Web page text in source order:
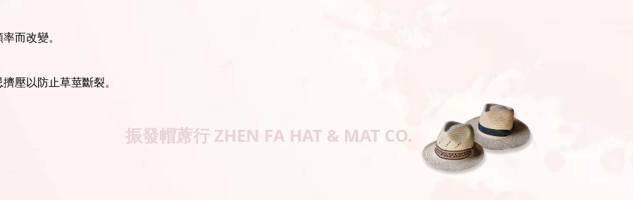
而改變。
壓以防止草莖斷裂。
振發帽蓆行 ZHEN FA HAT & MAT CO.